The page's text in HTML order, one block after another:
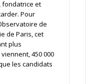
fondatrice et
Pour
de
de Paris, cet
plus
450 000
les candidats